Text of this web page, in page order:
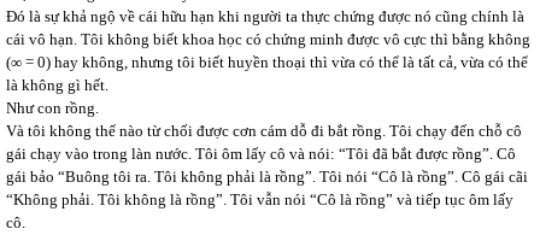
Đó là sự khả ngộ về cái hữu hạn khi người ta thực chứng được nó cũng chính là
cái vô hạn. Tôi không biết khoa học có chứng minh được vô cực thì bằng không
(∞ = 0) hay không, nhưng tôi biết huyền thoại thì vừa có thể là tất cả, vừa có thể
là không gì hết.
Như con rồng.
Và tôi không thể nào từ chối được cơn cám dỗ đi bắt rồng. Tôi chạy đến chỗ cô
gái chạy vào trong làn nước. Tôi ôm lấy cô và nói: “Tôi đã bắt được rồng”. Cô
gái bảo “Buông tôi ra. Tôi không phải là rồng”. Tôi nói “Cô là rồng”. Cô gái cãi
“Không phải. Tôi không là rồng”. Tôi vẫn nói “Cô là rồng” và tiếp tục ôm lấy
cô.